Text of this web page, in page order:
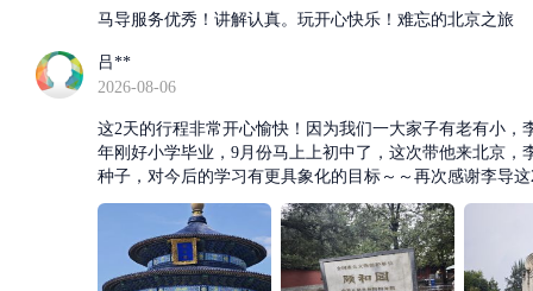
马导服务优秀！讲解认真。玩开心快乐！难忘的北京之旅
吕**
2026-08-06
这2天的行程非常开心愉快！因为我们一大家子有老有小
年刚好小学毕业，9月份马上上初中了，这次带他来北京
种子，对今后的学习有更具象化的目标～～再次感谢李导